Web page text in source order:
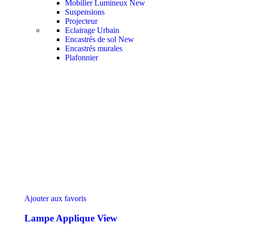
Mobilier Lumineux New
Suspensions
Projecteur
Eclairage Urbain
Encastrés de sol New
Encastrés murales
Plafonnier
Ajouter aux favoris
Lampe Applique View